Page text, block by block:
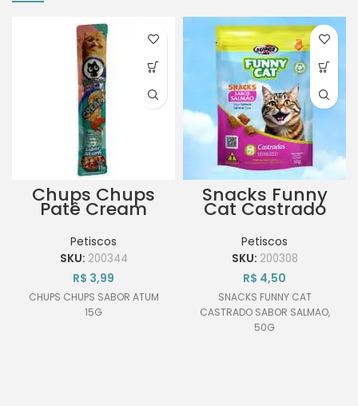
Chups Chups
Patê Cream
Petiscos
SKU: 200344
R$ 3,99
CHUPS CHUPS SABOR ATUM
15G
Snacks Funny
Cat Castrado
50g
Petiscos
SKU: 200308
R$ 4,50
SNACKS FUNNY CAT
CASTRADO SABOR SALMAO,
50G